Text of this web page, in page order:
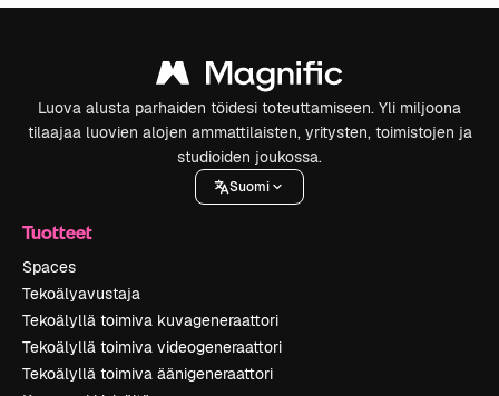
Luova alusta parhaiden töidesi toteuttamiseen. Yli miljoona
tilaajaa luovien alojen ammattilaisten, yritysten, toimistojen ja
studioiden joukossa.
Suomi
Tuotteet
Spaces
Tekoälyavustaja
Tekoälyllä toimiva kuvageneraattori
Tekoälyllä toimiva videogeneraattori
Tekoälyllä toimiva äänigeneraattori